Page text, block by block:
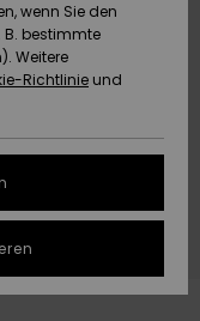
wenn Sie den
B. bestimmte
Weitere
Richtlinie und